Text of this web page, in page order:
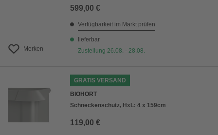
Merken
599,00 €
Verfügbarkeit im Markt prüfen
lieferbar
Zustellung 26.08. - 28.08.
GRATIS VERSAND
BIOHORT
Schneckenschutz, HxL: 4 x 159cm
119,00 €